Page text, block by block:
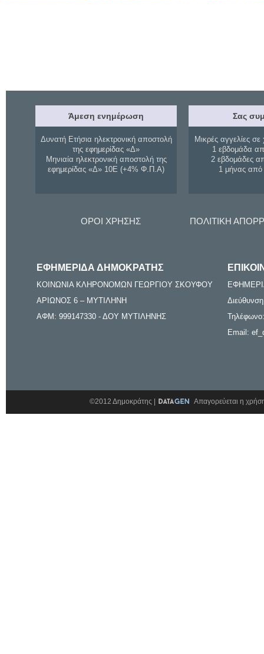
Άμεση ενημέρωση
Δυνατή Ετήσια ηλεκτρονική αποστολή
της εφημερίδας «Δ»
Μηνιαία ηλεκτρονική αποστολή της
εφημερίδας «Δ» 10Ε (+4% Φ.Π.Α)
Σας
Μικρές αγγελίες σε
1 εβδομάδα
2 εβδομάδες
1 μήνας
ΟΡΟΙ ΧΡΗΣΗΣ ΠΟΛΙΤΙΚΗ
ΕΦΗΜΕΡΙΔΑ ΔΗΜΟΚΡΑΤΗΣ
ΚΟΙΝΩΝΙΑ ΚΛΗΡΟΝΟΜΩΝ ΓΕΩΡΓΙΟΥ ΣΚΟΥΦΟΥ
ΑΡΙΩΝΟΣ 6 – ΜΥΤΙΛΗΝΗ
ΑΦΜ: 999147330 - ΔΟΥ ΜΥΤΙΛΗΝΗΣ
Email:
©2012 Δημοκράτης | Απαγορεύεται η